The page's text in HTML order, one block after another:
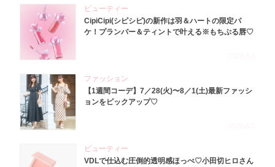
ビューティー
CipiCipi(シピシピ)の新作は羽＆ハートの限定パ
ケ！プランパー＆ティントで叶える※もちぷる唇♡
ファッション
【1週間コーデ】7／28(火)〜8／1(土)最新ファッシ
ョンをピックアップ♡
ビューティー
VDLで仕込む圧倒的透明感ほっぺ♡小田切ヒロさん